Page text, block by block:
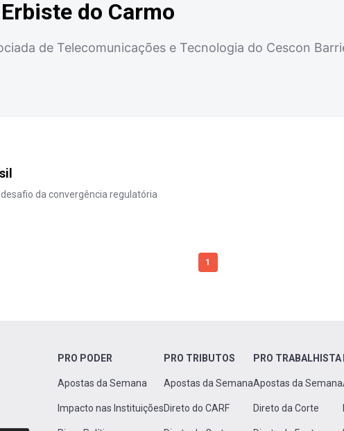
do Carmo
de Telecomunicações e Tecnologia do Cescon
da convergência regulatória
1
PRO PODER
Apostas da Semana
Impacto nas Instituições
PRO TRIBUTOS
Apostas da Semana
Direto do CARF
PRO TRABALHISTA
Apostas da Semana
Direto da Corte